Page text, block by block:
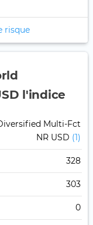
risque
l'indice
Multi-Fct
NR USD (1)
328
303
0